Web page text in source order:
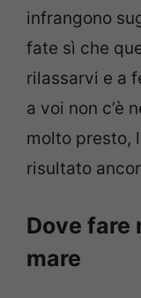
infrangono
fate sì che
rilassarvi e a
a voi non c’è
molto presto,
risultato
Dove fare
mare